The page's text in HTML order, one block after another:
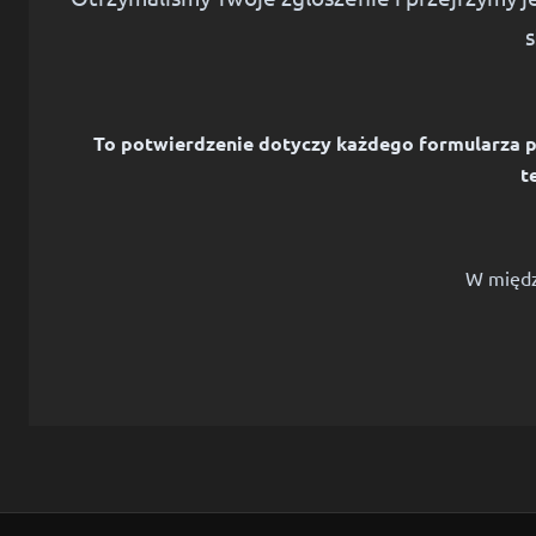
To potwierdzenie dotyczy każdego formularza
W